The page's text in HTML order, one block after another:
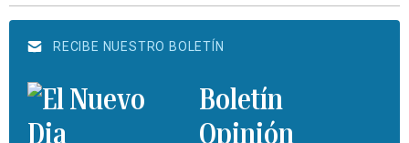
RECIBE NUESTRO BOLETÍN
Boletín
Opinión